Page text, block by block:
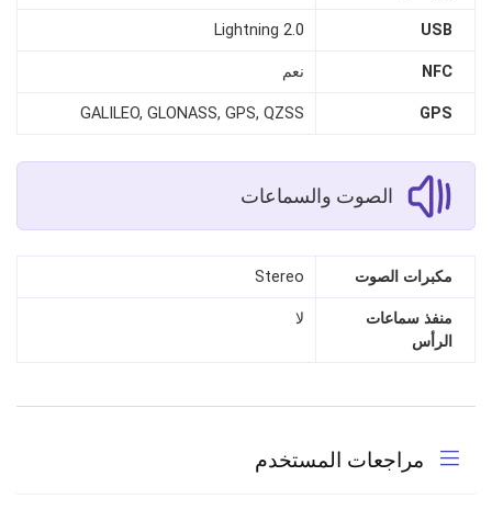
USB
Lightning 2.0
NFC نعم
GPS
GALILEO, GLONASS, GPS, QZSS
الصوت والسماعات
مكبرات الصوت Stereo
منفذ سماعات
الرأس
لا
مراجعات المستخدم